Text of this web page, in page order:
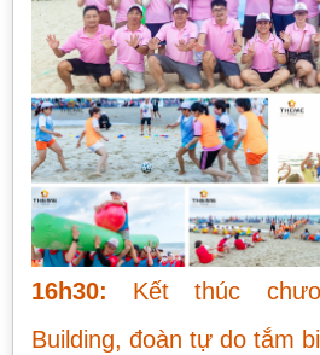
16h30: Kết thúc
Building, đoàn tự do tắm